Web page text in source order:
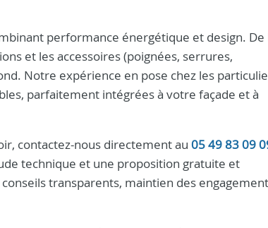
performance énergétique et design. De
et les accessoires (poignées, serrures,
Notre expérience en pose chez les
parfaitement intégrées à votre façade et à
contactez-nous directement au 05 49 83 09
technique et une proposition gratuite et
transparents, maintien des